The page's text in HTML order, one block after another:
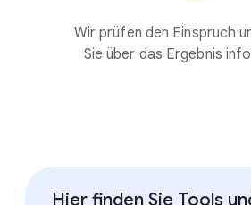
Wir prüfen den Einspruch
Sie über das Ergebnis
Hier finden Sie Tools